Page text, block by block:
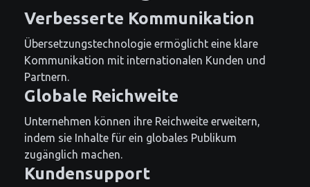
Verbesserte Kommunikation
Übersetzungstechnologie ermöglicht eine klare
Kommunikation mit internationalen Kunden und
Partnern.
Globale Reichweite
Unternehmen können ihre Reichweite erweitern,
indem sie Inhalte für ein globales Publikum
zugänglich machen.
Kundensupport